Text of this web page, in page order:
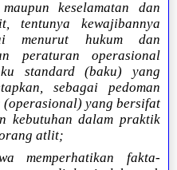
keselamatan dan
tentunya kewajibannya
menurut hukum dan
peraturan operasional
standard (baku) yang
sebagai pedoman
yang bersifat
kebutuhan dalam praktik
atlit;
memperhatikan fakta-